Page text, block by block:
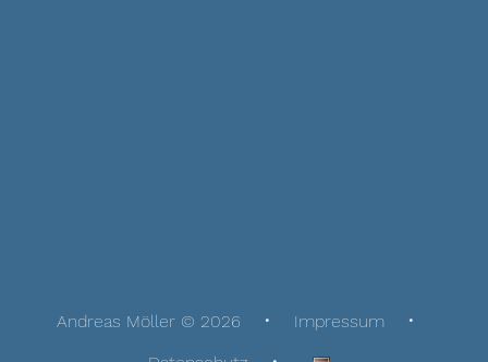
Andreas Möller © 2026
Impressum